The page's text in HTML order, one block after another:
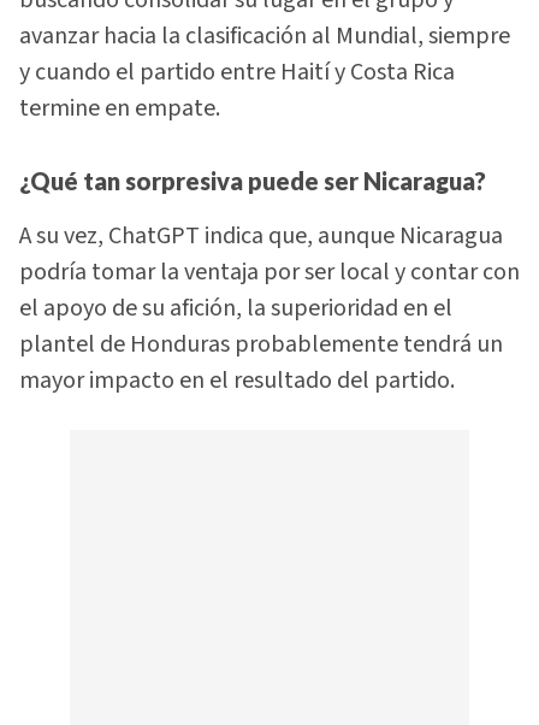
avanzar hacia la clasificación al Mundial, siempre
y cuando el partido entre Haití y Costa Rica
termine en empate.
¿Qué tan sorpresiva puede ser Nicaragua?
A su vez, ChatGPT indica que, aunque Nicaragua
podría tomar la ventaja por ser local y contar con
el apoyo de su afición, la superioridad en el
plantel de Honduras probablemente tendrá un
mayor impacto en el resultado del partido.